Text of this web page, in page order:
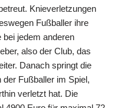
Knieverletzungen
Fußballer ihre
jedem anderen
also der Club, das
Danach springt die
Fußballer im Spiel,
verletzt hat. Die